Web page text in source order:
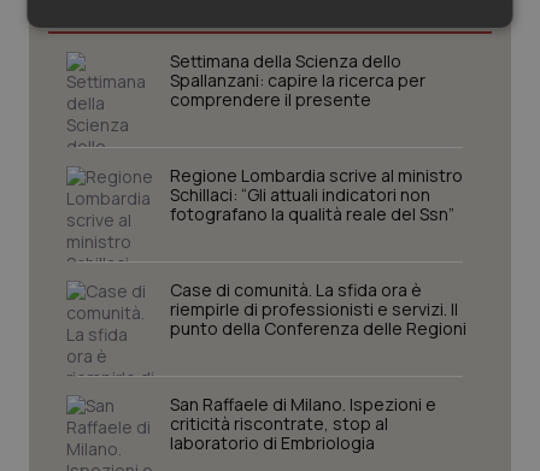
Settimana della Scienza dello
Spallanzani: capire la ricerca per
comprendere il presente
Regione Lombardia scrive al ministro
Schillaci: “Gli attuali indicatori non
fotografano la qualità reale del Ssn”
Case di comunità. La sfida ora è
riempirle di professionisti e servizi. Il
punto della Conferenza delle Regioni
San Raffaele di Milano. Ispezioni e
criticità riscontrate, stop al
laboratorio di Embriologia
Necessari Statistici Marketing
Necessari Statistici Marketing
I cookie necessari contribuiscono a rendere fruibile il
sito web abilitandone funzionalità di base quali la
navigazione sulle pagine e l'accesso alle aree
protette del sito. Il sito web non è in grado di
funzionare correttamente senza questi cookie.
.youtube.com